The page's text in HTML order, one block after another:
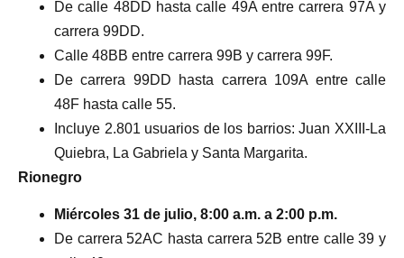
De calle 48DD hasta calle 49A entre carrera 97A y
carrera 99DD.
Calle 48BB entre carrera 99B y carrera 99F.
De carrera 99DD hasta carrera 109A entre calle
48F hasta calle 55.
Incluye 2.801 usuarios de los barrios: Juan XXIII-La
Quiebra, La Gabriela y Santa Margarita.
Rionegro
Miércoles 31 de julio, 8:00 a.m. a 2:00 p.m.
De carrera 52AC hasta carrera 52B entre calle 39 y